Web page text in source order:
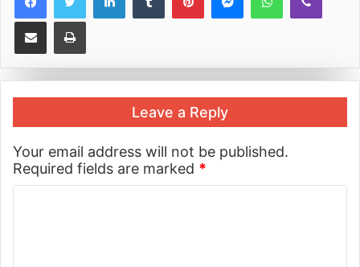
Share via EmailPrint
Leave a Reply
Your email address will not be published.
Required fields are marked *